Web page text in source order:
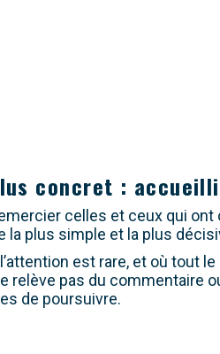
concret :
celles et ceux qui ont
la plus simple et la plus
est rare, et où tout
relève pas du commentaire
de poursuivre.